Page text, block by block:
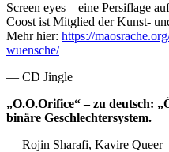
Screen eyes – eine Persiflage
Coost ist Mitglied der Kunst-
Mehr hier: https://
wuensche/
— CD Jingle
„O.O.Orifice“ – zu deutsch:
binäre Geschlechtersystem.
— Rojin Sharafi, Kavire Queer